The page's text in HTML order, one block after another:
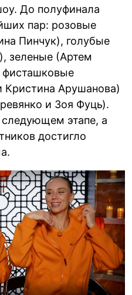
До полуфинала
пар: розовые
Пинчук), голубые
зеленые (Артем
Кристина Арушанова)
и Зоя Фуць).
этапе, а
достигло